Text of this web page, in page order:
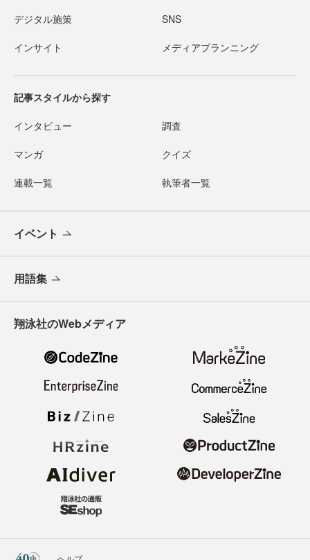
デジタル施策 SNS
インサイト メディアプランニング
記事スタイルから探す
インタビュー 調査
マンガ クイズ
連載一覧 執筆者一覧
イベント
用語集
翔泳社のWebメディア